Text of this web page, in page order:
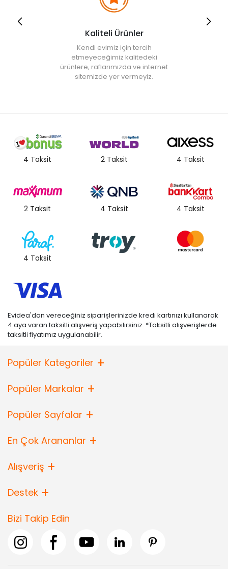
Kaliteli Ürünler
Kendi evimiz için tercih
etmeyeceğimiz kalitedeki
ürünlere, raflarımızda ve internet
sitemizde yer vermeyiz.
4 Taksit 2 Taksit 4 Taksit
2 Taksit 4 Taksit 4 Taksit
4 Taksit
Evidea'dan vereceğiniz siparişlerinizde kredi kartınızı kullanarak
4 aya varan taksitli alışveriş yapabilirsiniz. *Taksitli alışverişlerde
taksitli fiyatımız uygulanabilir.
Popüler Kategoriler
Popüler Markalar
Popüler Sayfalar
En Çok Arananlar
Alışveriş
Destek
Bizi Takip Edin